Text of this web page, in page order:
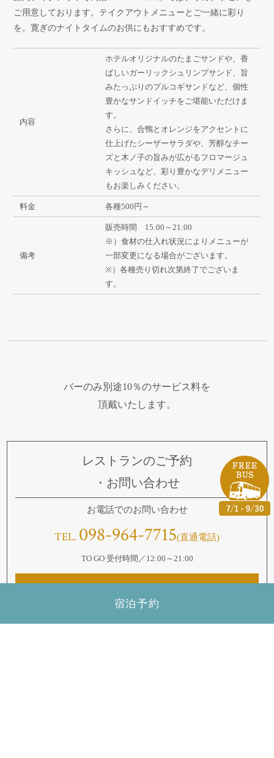
ご用意しております。テイクアウトメニューとご一緒に彩り
を。寛ぎのナイトタイムのお供にもおすすめです。
内容
ホテルオリジナルのたまごサンドや、香
ばしいガーリックシュリンプサンド、旨
みたっぷりのプルコギサンドなど、個性
豊かなサンドイッチをご堪能いただけま
す。
さらに、合鴨とオレンジをアクセントに
仕上げたシーザーサラダや、芳醇なチー
ズと木ノ子の旨みが広がるフロマージュ
キッシュなど、彩り豊かなデリメニュー
もお楽しみください。
料金 各種500円～
備考
販売時間 15:00～21:00
※）食材の仕入れ状況によりメニューが
一部変更になる場合がございます。
※）各種売り切れ次第終了でございま
す。
バーのみ別途10％のサービス料を
頂戴いたします。
レストランのご予約
・お問い合わせ
お電話でのお問い合わせ
TEL. 098-964-7715(直通電話)
TO GO 受付時間／12:00～21:00
宿泊予約